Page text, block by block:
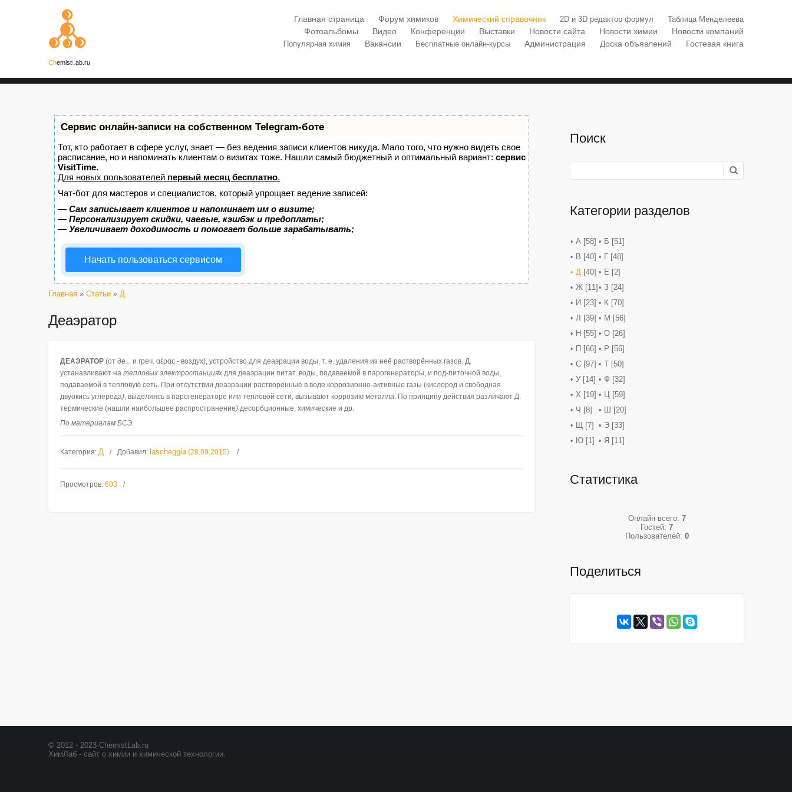
ChemistL ab.ru
Главная страница Форум химиков Химический справочник 2D и 3D редактор формул Таблица Менделеева
Фотоальбомы Видео Конференции Выставки Новости сайта Новости химии Новости компаний
Популярная химия Вакансии Бесплатные онлайн-курсы Администрация Доска объявлений Гостевая книга
Сервис онлайн-записи на собственном Telegram-боте
Тот, кто работает в сфере услуг, знает — без ведения записи клиентов никуда. Мало того, что нужно видеть свое
расписание, но и напоминать клиентам о визитах тоже. Нашли самый бюджетный и оптимальный вариант: сервис
VisitTime.
Для новых пользователей первый месяц бесплатно.
Чат-бот для мастеров и специалистов, который упрощает ведение записей:
— Сам записывает клиентов и напоминает им о визите;
— Персонализирует скидки, чаевые, кэшбэк и предоплаты;
— Увеличивает доходимость и помогает больше зарабатывать;
Начать пользоваться сервисом
Главная » Статьи » Д
Деаэратор
ДЕАЭРАТОР (от де... и греч. αέρας - воздух) , устройство для деаэрации воды, т. е. удаления из неё растворённых газов. Д.
устанавливают на тепловых электростанциях для деаэрации питат. воды, подаваемой в парогенераторы, и под-питочной воды,
подаваемой в тепловую сеть. При отсутствии деаэрации растворённые в воде коррозионно-активные газы (кислород и свободная
двуокись углерода) , выделяясь в парогенераторе или тепловой сети, вызывают коррозию металла. По принципу действия различают Д.
термические (нашли наибольшее распространение) ,десорбционные, химические и др.
По материалам БСЭ.
Категория: Д Добавил: lascheggia (28.09.2015)
Просмотров: 603
Поиск
Категории разделов
А [58] Б [51]
В [40] Г [48]
Д [40] Е [2]
Ж [11] З [24]
И [23] К [70]
Л [39] М [56]
Н [55] О [26]
П [66] Р [56]
С [97] Т [50]
У [14] Ф [32]
Х [19] Ц [59]
Ч [8] Ш [20]
Щ [7] Э [33]
Ю [1] Я [11]
Статистика
Онлайн всего: 7
Гостей: 7
Пользователей: 0
Поделиться
© 2012 - 2023 ChemistLab.ru
ХимЛаб - сайт о химии и химической технологии.